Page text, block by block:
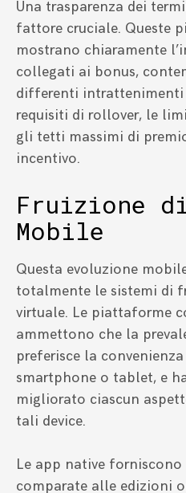
Una trasparenza dei
fattore cruciale. Queste
mostrano chiaramente
collegati ai bonus,
differenti intrattenimenti
requisiti di rollover, le
gli tetti massimi di
incentivo.
Fruizione di
Mobile
Questa evoluzione
totalmente le sistemi di
virtuale. Le piattaforme
ammettono che la
preferisce la
smartphone o tablet, e
migliorato ciascun
tali device.
Le app native
comparate alle edizioni